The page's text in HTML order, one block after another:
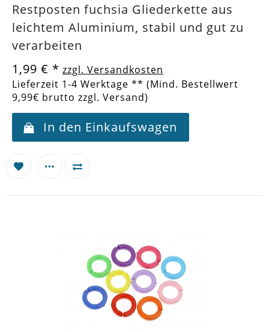
Restposten fuchsia Gliederkette aus
leichtem Aluminium, stabil und gut zu
verarbeiten
1,99 € * zzgl. Versandkosten
Lieferzeit 1-4 Werktage ** (Mind. Bestellwert
9,99€ brutto zzgl. Versand)
In den Einkaufswagen